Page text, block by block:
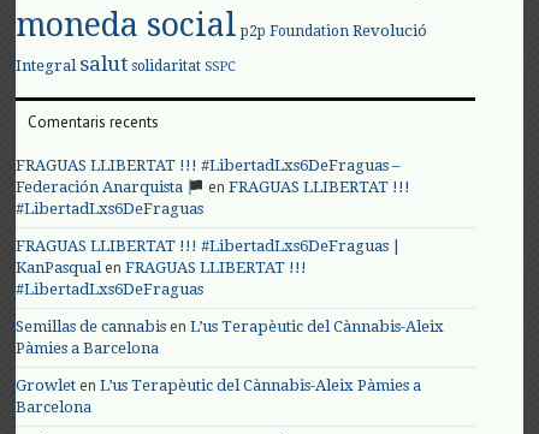
moneda social p2p Foundation Revolució
Integral salut solidaritat SSPC
Comentaris recents
FRAGUAS LLIBERTAT !!! #LibertadLxs6DeFraguas –
Federación Anarquista
enFRAGUAS LLIBERTAT !!!
#LibertadLxs6DeFraguas
FRAGUAS LLIBERTAT !!! #LibertadLxs6DeFraguas |
KanPasqualenFRAGUAS LLIBERTAT !!!
#LibertadLxs6DeFraguas
Semillas de cannabis enL’us Terapèutic del Cànnabis-Aleix
Pàmies a Barcelona
Growlet enL’us Terapèutic del Cànnabis-Aleix Pàmies a
Barcelona